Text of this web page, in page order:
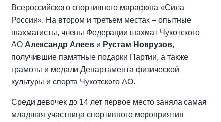
Всероссийского спортивного марафона «Сила
России». На втором и третьем местах – опытные
шахматисты, члены Федерации шахмат Чукотского
АО Александр Алеев и Рустам Новрузов,
получившие памятные подарки Партии, а также
грамоты и медали Департамента физической
культуры и спорта Чукотского АО.
Среди девочек до 14 лет первое место заняла самая
младшая участница спортивного мероприятия